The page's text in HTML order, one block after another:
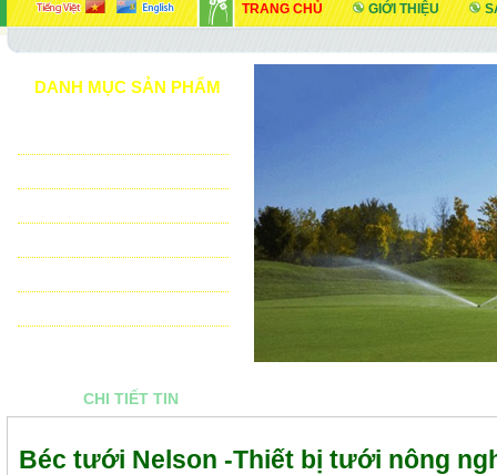
TRANG CHỦ GIỚI THIỆU
DANH MỤC SẢN PHẨM
CHI TIẾT TIN
Béc tưới Nelson -Thiết bị tưới nông